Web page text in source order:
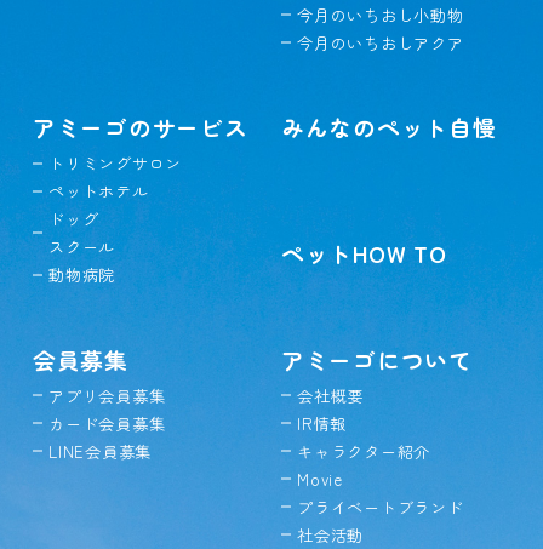
今月のいちおし小動物
今月のいちおしアクア
アミーゴのサービス
トリミングサロン
ペットホテル
ドッグ
スクール
動物病院
みんなのペット自慢
ペットHOW TO
会員募集
アプリ会員募集
カード会員募集
LINE会員募集
アミーゴについて
会社概要
IR情報
キャラクター紹介
Movie
プライベートブランド
社会活動